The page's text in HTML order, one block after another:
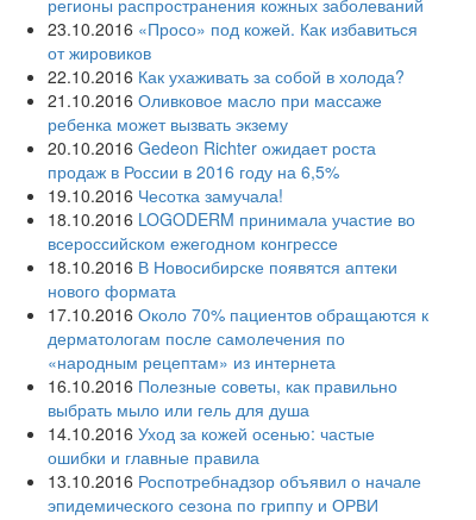
регионы распространения кожных заболеваний
23.10.2016 «Просо» под кожей. Как избавиться
от жировиков
22.10.2016 Как ухаживать за собой в холода?
21.10.2016 Оливковое масло при массаже
ребенка может вызвать экзему
20.10.2016 Gedeon Richter ожидает роста
продаж в России в 2016 году на 6,5%
19.10.2016 Чесотка замучала!
18.10.2016 LOGODERM принимала участие во
всероссийском ежегодном конгрессе
18.10.2016 В Новосибирске появятся аптеки
нового формата
17.10.2016 Около 70% пациентов обращаются к
дерматологам после самолечения по
«народным рецептам» из интернета
16.10.2016 Полезные советы, как правильно
выбрать мыло или гель для душа
14.10.2016 Уход за кожей осенью: частые
ошибки и главные правила
13.10.2016 Роспотребнадзор объявил о начале
эпидемического сезона по гриппу и ОРВИ